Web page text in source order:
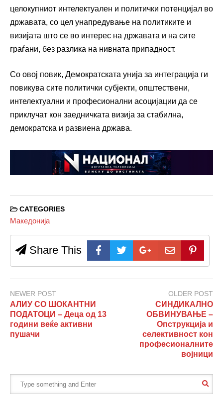
целокупниот интелектуален и политички потенцијал во
државата, со цел унапредување на политиките и
визијата што се во интерес на државата и на сите
граѓани, без разлика на нивната припадност.
Со овој повик, Демократската унија за интеграција ги
повикува сите политички субјекти, општествени,
интелектуални и професионални асоцијации да се
приклучат кон заедничката визија за стабилна,
демократска и развиена држава.
CATEGORIES
Македонија
Share This
NEWER POST
АЛИУ СО ШОКАНТНИ
ПОДАТОЦИ – Деца од 13
години веќе активни
пушачи
OLDER POST
СИНДИКАЛНО
ОБВИНУВАЊЕ –
Опструкција и
селективност кон
професионалните
војници